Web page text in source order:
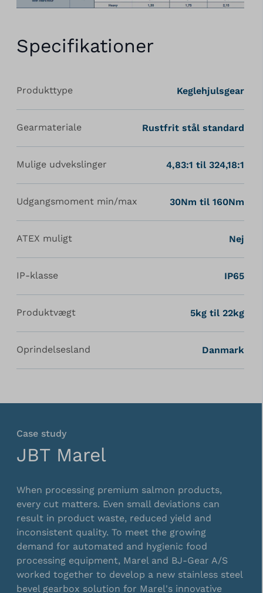
Specifikationer
Produkttype Keglehjulsgear
Gearmateriale Rustfrit stål standard
Mulige udvekslinger 4,83:1 til 324,18:1
Udgangsmoment min/max 30Nm til 160Nm
ATEX muligt Nej
IP-klasse IP65
Produktvægt 5kg til 22kg
Oprindelsesland Danmark
Case study
JBT Marel
When processing premium salmon products,
every cut matters. Even small deviations can
result in product waste, reduced yield and
inconsistent quality. To meet the growing
demand for automated and hygienic food
processing equipment, Marel and BJ-Gear A/S
worked together to develop a new stainless steel
bevel gearbox solution for Marel's innovative